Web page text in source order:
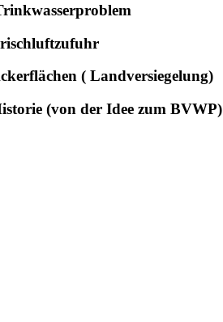
( Landversiegelung)
der Idee zum BVWP)